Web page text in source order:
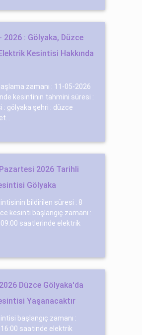
2026 : Gölyaka, Düzce
Kesintisi Hakkında
zamanı : 11-05-2026
kesintinin tahmini süresi :
: gölyaka şehri : düzce
2026 Tarihli
Gölyaka
bildirilen süresi : 8
kesinti başlangıç zamanı :
saatlerinde elektrik
Düzce Gölyaka'da
Yaşanacaktır
başlangıç zamanı :
saatinde elektrik